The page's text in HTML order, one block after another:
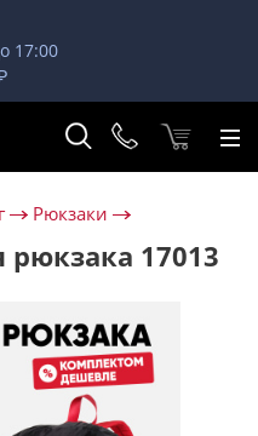
17:00
Рюкзаки
рюкзака 17013